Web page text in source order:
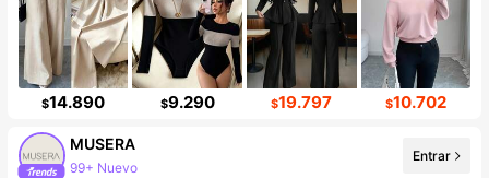
$14.890 $9.290 $19.797 $10.702
MUSERA
99+ Nuevo
Entrar